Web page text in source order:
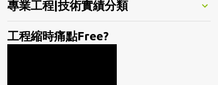
工程縮時痛點Free?